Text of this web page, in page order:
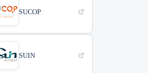
SUCOP
SUIN